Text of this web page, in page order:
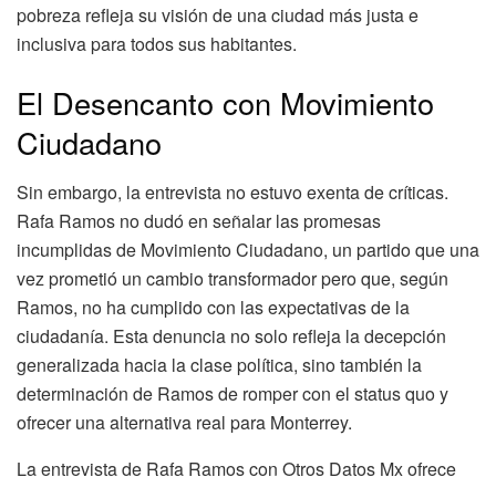
pobreza refleja su visión de una ciudad más justa e
inclusiva para todos sus habitantes.
El Desencanto con Movimiento
Ciudadano
Sin embargo, la entrevista no estuvo exenta de críticas.
Rafa Ramos no dudó en señalar las promesas
incumplidas de Movimiento Ciudadano, un partido que una
vez prometió un cambio transformador pero que, según
Ramos, no ha cumplido con las expectativas de la
ciudadanía. Esta denuncia no solo refleja la decepción
generalizada hacia la clase política, sino también la
determinación de Ramos de romper con el status quo y
ofrecer una alternativa real para Monterrey.
La entrevista de Rafa Ramos con Otros Datos Mx ofrece